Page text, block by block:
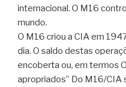
internacional. O M16
mundo.
O M16 criou a CIA em
dia. O saldo destas
encoberta ou, em termos
apropriados” Do M16/CIA